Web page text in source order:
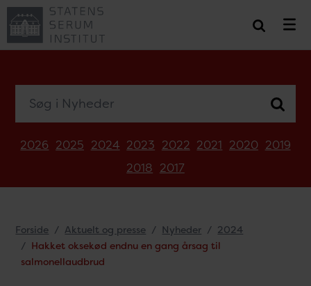
2026 2025 2024 2023 2022 2021 2020 2019
2018 2017
Forside Aktuelt og presse Nyheder
2024
Hakket oksekød endnu en gang årsag til
salmonellaudbrud